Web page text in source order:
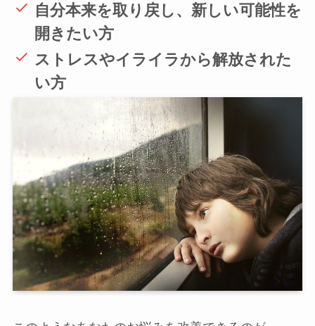
自分本来を取り戻し、新しい可能性を
開きたい方
ストレスやイライラから解放された
い方